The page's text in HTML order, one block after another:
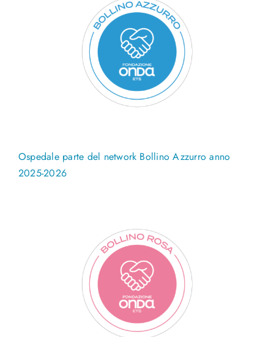
Ospedale parte del network Bollino Azzurro anno
2025-2026